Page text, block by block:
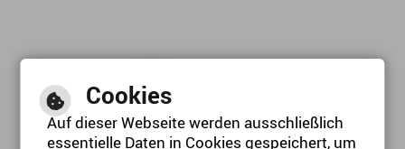
Cookies
Auf dieser Webseite werden ausschließlich
essentielle Daten in Cookies gespeichert, um